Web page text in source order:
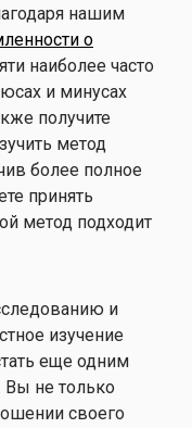
нашим
о
наиболее часто
и минусах
получите
метод
более полное
принять
метод подходит
и
изучение
еще одним
не только
своего